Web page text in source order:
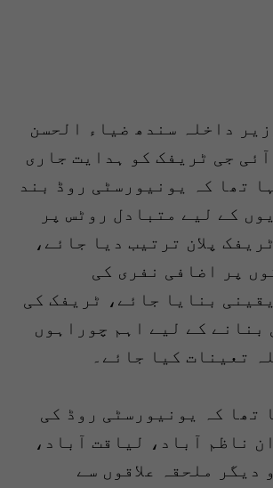
داخلہ سندھ ضیاء الحسن
جی ٹریفک کو ہدایت جاری
تھا کہ یونیورسٹی روڈ بند
کے لیے متبادل روٹس پر
پلان ترتیب دیا جائے،
پر اضافی نفری کی
بنایا جائے، ٹریفک کی
بنانے کے لیے اہم چوراہوں
تعینات کیا جائے۔
تھا کہ یونیورسٹی روڈ کی
ناظم آباد، لیاقت آباد،
دیگر ملحقہ علاقوں سے